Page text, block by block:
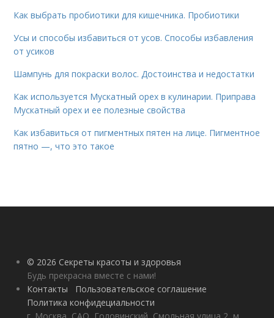
Как выбрать пробиотики для кишечника. Пробиотики
Усы и способы избавиться от усов. Способы избавления
от усиков
Шампунь для покраски волос. Достоинства и недостатки
Как используется Мускатный орех в кулинарии. Приправа
Мускатный орех и ее полезные свойства
Как избавиться от пигментных пятен на лице. Пигментное
пятно —, что это такое
© 2026 Секреты красоты и здоровья
Будь прекрасна вместе с нами!
Контакты
Пользовательское соглашение
Политика конфидециальности